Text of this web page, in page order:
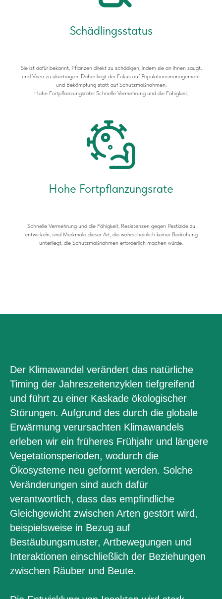
Schädlingsstatus
Sie ist dafür bekannt, Pflanzen direkt zu schädigen, indem sie an ihnen saugt,
und Viren zu übertragen. Daher liegt der Fokus auf Populationsmanagement
und Bekämpfung statt auf Schutzmaßnahmen.
Hohe Fortpflanzungsrate: Schnelle Vermehrung und die Fähigkeit,
Hohe Fortpflanzungsrate
Schnelle Vermehrung und die Fähigkeit, Resistenzen gegen Pestizide zu
entwickeln, sind Merkmale dieser Art, die wahrscheinlich keiner Bedrohung
unterliegt, die Schutzmaßnahmen erforderlich machen würde.
Der Klimawandel verändert das natürliche
Timing der Jahreszeitenzyklen tiefgreifend
und führt zu einer Kaskade ökologischer
Störungen. Aufgrund des durch die globale
Erwärmung verursachten Klimawandels
erleben wir ein früheres Frühjahr und längere
Vegetationsperioden, wodurch die
Ökosysteme neu geformt werden. Solche
Veränderungen sind auch dafür
verantwortlich, dass das empfindliche
Gleichgewicht zwischen Arten gestört wird,
beispielsweise in Bezug auf
Bestäubungsmuster, Artbewegungen und
Interaktionen einschließlich der Beziehungen
zwischen Räuber und Beute.